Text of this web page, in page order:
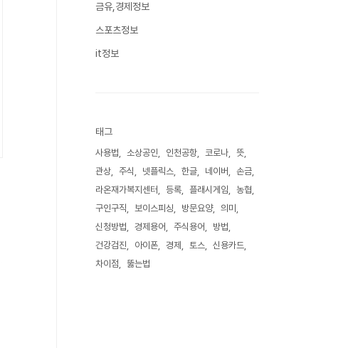
금유,경제정보
스포츠정보
it정보
태그
사용법 소상공인 인천공항 코로나
뜻
관상
주식 넷플릭스 한글 네이버
손금
라온재가복지센터
등록 플래시게임
농협
구인구직
보이스피싱 방문요양
의미
신청방법
경제용어 주식용어
방법
건강검진
아이폰 경제 토스
신용카드
차이점
뚫는법